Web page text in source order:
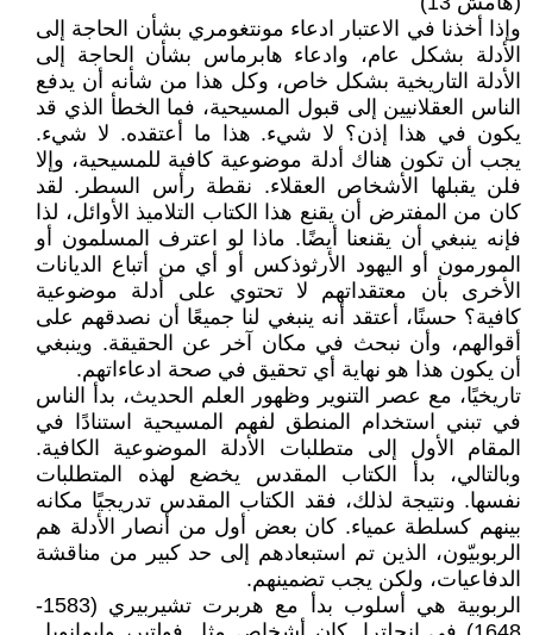
وإذا أخذنا في الاعتبار ادعاء مونتغومري بشأن الحاجة إلى
الأدلة بشكل عام، وادعاء هابرماس بشأن الحاجة إلى
الأدلة التاريخية بشكل خاص، وكل هذا من شأنه أن يدفع
الناس العقلانيين إلى قبول المسيحية، فما الخطأ الذي قد
يكون في هذا إذن؟ لا شيء. هذا ما أعتقده. لا شيء.
يجب أن تكون هناك أدلة موضوعية كافية للمسيحية، وإلا
فلن يقبلها الأشخاص العقلاء. نقطة رأس السطر. لقد
كان من المفترض أن يقنع هذا الكتاب التلاميذ الأوائل، لذا
فإنه ينبغي أن يقنعنا أيضًا. ماذا لو اعترف المسلمون أو
المورمون أو اليهود الأرثوذكس أو أي من أتباع الديانات
الأخرى بأن معتقداتهم لا تحتوي على أدلة موضوعية
كافية؟ حسنًا، أعتقد أنه ينبغي لنا جميعًا أن نصدقهم على
أقوالهم، وأن نبحث في مكان آخر عن الحقيقة. وينبغي
أن يكون هذا هو نهاية أي تحقيق في صحة ادعاءاتهم.
تاريخيًا، مع عصر التنوير وظهور العلم الحديث، بدأ الناس
في تبني استخدام المنطق لفهم المسيحية استنادًا في
المقام الأول إلى متطلبات الأدلة الموضوعية الكافية.
وبالتالي، بدأ الكتاب المقدس يخضع لهذه المتطلبات
نفسها. ونتيجة لذلك، فقد الكتاب المقدس تدريجيًا مكانه
بينهم كسلطة عمياء. كان بعض أول من أنصار الأدلة هم
الربوبيّون، الذين تم استبعادهم إلى حد كبير من مناقشة
الدفاعيات، ولكن يجب تضمينهم.
الربوبية هي أسلوب بدأ مع هربرت تشيربيري (1583-